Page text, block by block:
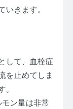
いきます。
して、血栓症
を止めてしま
。
ン量は非常